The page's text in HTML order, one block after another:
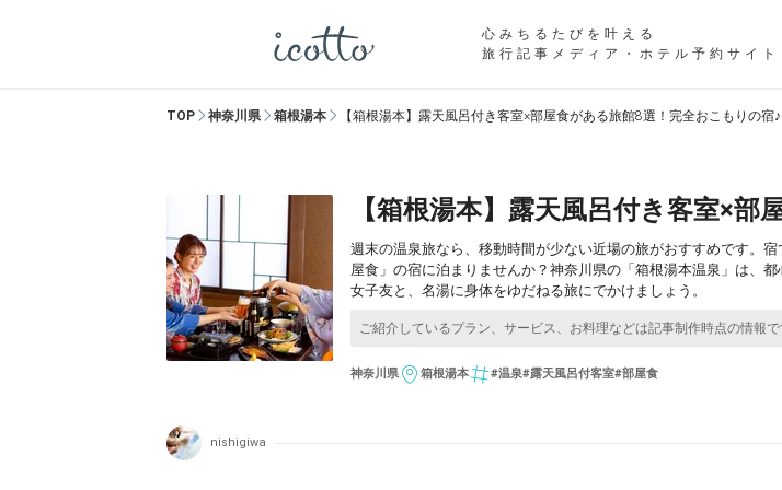
心みちるたびを叶える
旅行記事メディア・ホテル予約サイト
TOP 神奈川県 箱根湯本 【箱根湯本】露天風呂付き客室×部屋食がある旅館8選！完全おこもりの宿♪
【箱根湯本】露天風呂付き客室×
週末の温泉旅なら、移動時間が少ない近場の旅がおすすめです。
屋食」の宿に泊まりませんか？神奈川県の「箱根湯本温泉」は、
女子友と、名湯に身体をゆだねる旅にでかけましょう。
神奈川県 箱根湯本 #温泉#露天風呂付客室#部屋食
nishigiwa